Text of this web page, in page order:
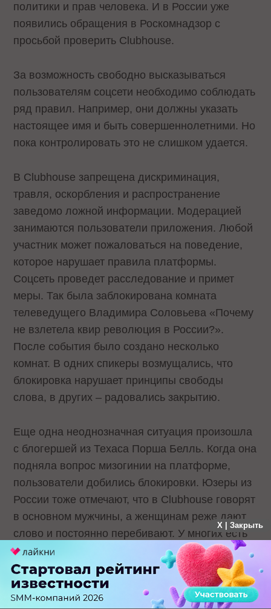
политики и прав человека. И в России уже
появились обращения в Роскомнадзор с
просьбой проверить Clubhouse.
За возможность свободно высказываться
пользователям соцсети необходимо соблюдать
ряд правил. Например, они должны указать
настоящее имя и быть совершеннолетними. Но
пока контролировать это не слишком удается.
В Clubhouse запрещена дискриминация,
травля, оскорбления и распространение
заведомо ложной информации. Модерацией
занимаются пользователи приложения. Любой
участник может пожаловаться на поведение,
которое нарушает правила платформы.
Соцсеть проведет расследование и примет
меры. Так была заблокирована комната
телеведущего Владимира Соловьева «Почему
не взлетела квир революция в России?».
После события было создано несколько
комнат. В одних спикеры возмущались, что
блокировка нарушает принципы свободы
слова, в других – радовались закрытию.
Еще одна неоднозначная ситуация произошла
с блогершей из Техаса Порша Белль. Когда она
подняла вопрос мизогинии на платформе,
пользователи добились блокировки. Юзеры из
России тоже отмечают, что в Clubhouse говорят
в основном мужчины, а женщинам реже дают
слово и постоянно перебивают. У многих есть
опасения, что из-за слабой модерации
платформа может использоваться для
распространения конспирологических теорий и
неверной информации.
X | Закрыть